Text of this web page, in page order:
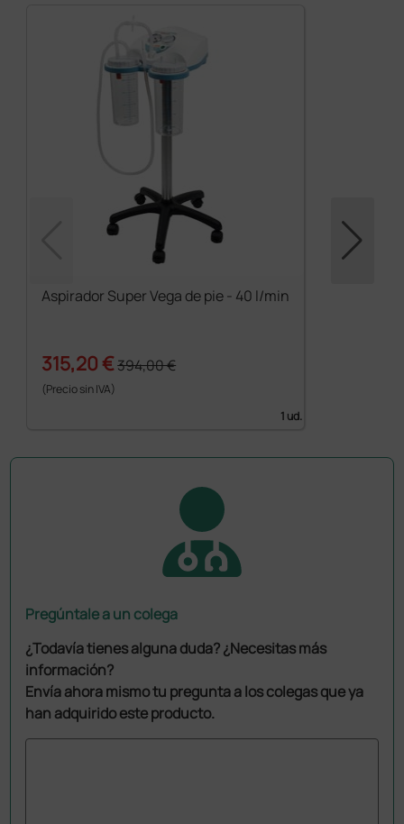
Aspirador Super Vega de pie - 40 l/min
315,20 €394,00 €
(Precio sin IVA)
1 ud.
Pregúntale a un colega
¿Todavía tienes alguna duda? ¿Necesitas más
información?
Envía ahora mismo tu pregunta a los colegas que ya
han adquirido este producto.